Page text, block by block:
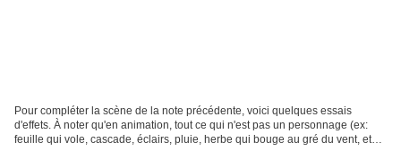
Pour compléter la scène de la note précédente, voici quelques essais
d'effets. À noter qu'en animation, tout ce qui n'est pas un personnage (ex:
feuille qui vole, cascade, éclairs, pluie, herbe qui bouge au gré du vent, etc)